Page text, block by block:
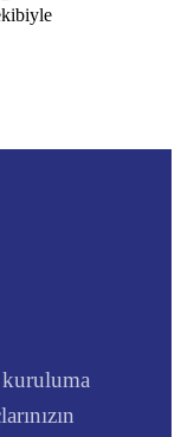
kuruluma